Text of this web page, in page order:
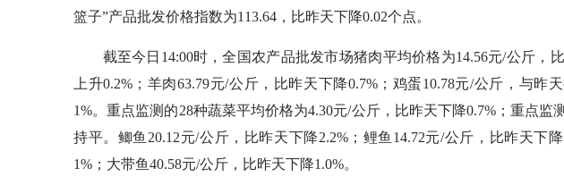
篮子”产品批发价格指数为113.64，比昨天下降0.02个点。
截至今日14:00时，全国农产品批发市场猪肉平均价格为14.56元/公斤，比
上升0.2%；羊肉63.79元/公斤，比昨天下降0.7%；鸡蛋10.78元/公斤，与昨
1%。重点监测的28种蔬菜平均价格为4.30元/公斤，比昨天下降0.7%；重点监
持平。鲫鱼20.12元/公斤，比昨天下降2.2%；鲤鱼14.72元/公斤，比昨天下
1%；大带鱼40.58元/公斤，比昨天下降1.0%。